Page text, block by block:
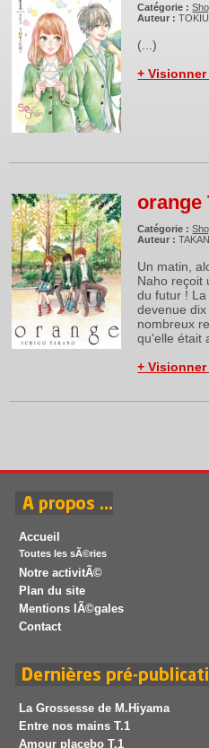
Catégorie :
Auteur :
(...)
+
orange
Catégorie :
Auteur :
Un matin,
Naho reçoit
du futur !
devenue
nombreux
qu'elle était
+
Accueil
Toutes les sÃ©ries
Notre activitÃ©
Plan du site
Mentions lÃ©gales
Contact
La Grossesse de M.Hiyama
Entre nos mains T.1
Amour placebo T.1